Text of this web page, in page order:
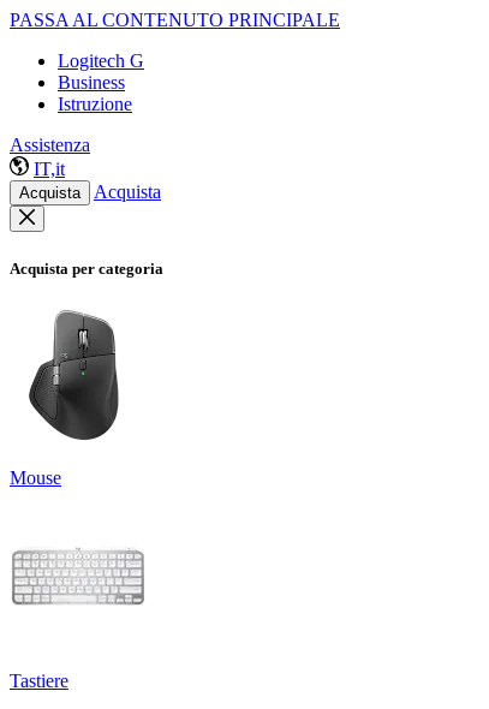
PASSA AL CONTENUTO PRINCIPALE
Logitech G
Business
Istruzione
Assistenza
IT,it
Acquista Acquista
Acquista per categoria
Mouse
Tastiere